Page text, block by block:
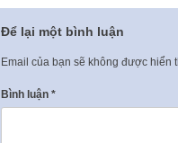
Để lại một bình luận
Email của bạn sẽ không được hiển
Bình luận *